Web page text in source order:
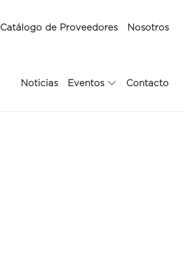
Catálogo de Proveedores Nosotros
Noticias Eventos Contacto